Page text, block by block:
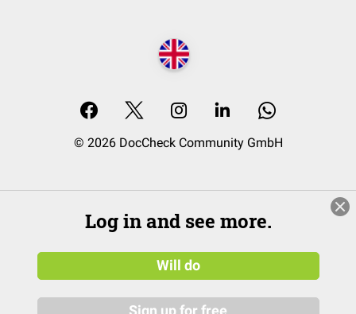
© 2026 DocCheck Community GmbH
Log in and see more.
Will do
Sign up for free